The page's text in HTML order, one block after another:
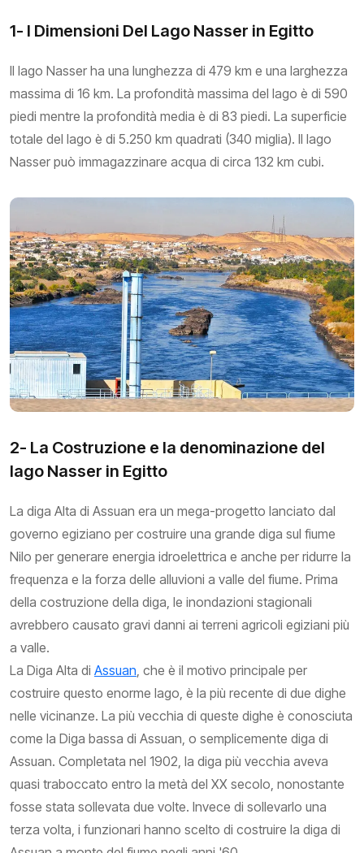
1- I Dimensioni Del Lago Nasser in Egitto
Il lago Nasser ha una lunghezza di 479 km e una larghezza
massima di 16 km. La profondità massima del lago è di 590
piedi mentre la profondità media è di 83 piedi. La superficie
totale del lago è di 5.250 km quadrati (340 miglia). Il lago
Nasser può immagazzinare acqua di circa 132 km cubi.
2- La Costruzione e la denominazione del
lago Nasser in Egitto
La diga Alta di Assuan era un mega-progetto lanciato dal
governo egiziano per costruire una grande diga sul fiume
Nilo per generare energia idroelettrica e anche per ridurre la
frequenza e la forza delle alluvioni a valle del fiume. Prima
della costruzione della diga, le inondazioni stagionali
avrebbero causato gravi danni ai terreni agricoli egiziani più
a valle.
La Diga Alta di Assuan , che è il motivo principale per
costruire questo enorme lago, è la più recente di due dighe
nelle vicinanze. La più vecchia di queste dighe è conosciuta
come la Diga bassa di Assuan, o semplicemente diga di
Assuan. Completata nel 1902, la diga più vecchia aveva
quasi traboccato entro la metà del XX secolo, nonostante
fosse stata sollevata due volte. Invece di sollevarlo una
terza volta, i funzionari hanno scelto di costruire la diga di